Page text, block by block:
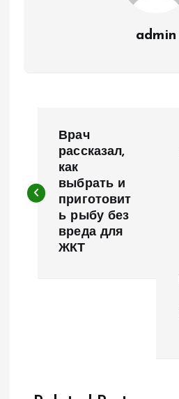
admin
в
Врач
рассказал,
как
выбрать и
приготовит
ь рыбу без
вреда для
ЖКТ